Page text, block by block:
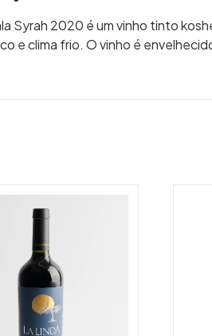
Syrah 2020 é um vinho tinto
e clima frio. O vinho é